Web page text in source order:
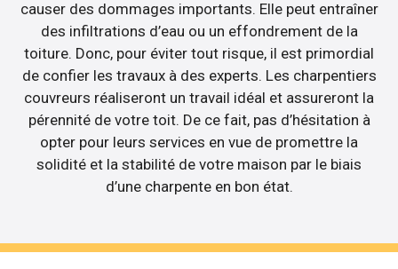
causer des dommages importants. Elle peut entraîner
des infiltrations d’eau ou un effondrement de la
toiture. Donc, pour éviter tout risque, il est primordial
de confier les travaux à des experts. Les charpentiers
couvreurs réaliseront un travail idéal et assureront la
pérennité de votre toit. De ce fait, pas d’hésitation à
opter pour leurs services en vue de promettre la
solidité et la stabilité de votre maison par le biais
d’une charpente en bon état.